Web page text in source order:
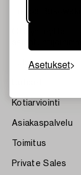
Asetukset
Tulokset
Kotiarviointi
Asiakaspalvelu
Toimitus
Private Sales